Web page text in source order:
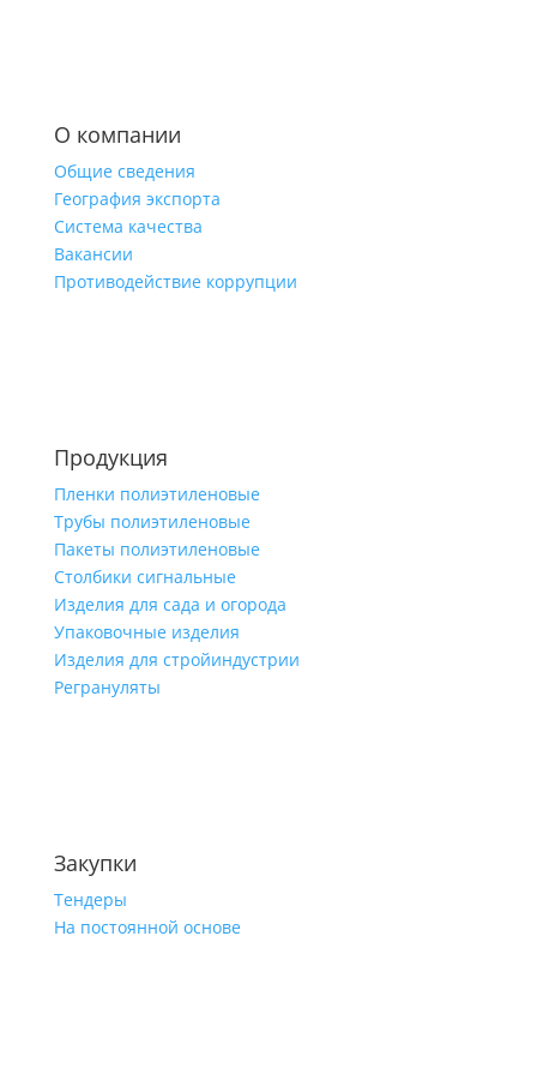
О компании
Общие сведения
География экспорта
Система качества
Вакансии
Противодействие коррупции
Продукция
Пленки полиэтиленовые
Трубы полиэтиленовые
Пакеты полиэтиленовые
Столбики сигнальные
Изделия для сада и огорода
Упаковочные изделия
Изделия для стройиндустрии
Регрануляты
Закупки
Тендеры
На постоянной основе